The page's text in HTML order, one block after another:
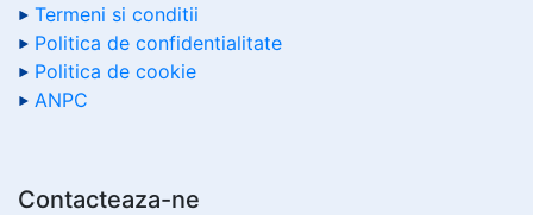
Termeni si conditii
Politica de confidentialitate
Politica de cookie
ANPC
Contacteaza-ne